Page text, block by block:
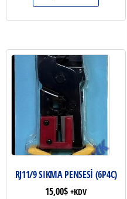
RJ11/9 SIKMA PENSESİ (6P4C)
15,00$ +KDV